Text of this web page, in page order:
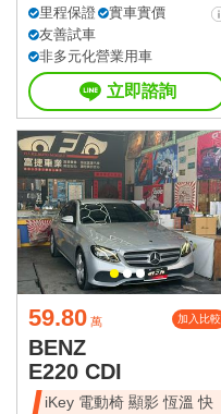
里程保證
實車實價
友善試車
非多元化營業用車
立即諮詢
59.80 萬 加入比較
BENZ
E220 CDI
iKey 電動椅 顯影 恆溫 快